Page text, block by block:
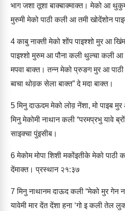
भाग जशा तूशा बाक्‍बाक्‍माक्‍त। मेको आ
मुरुमी मेको पाठी कली आ तमी खोदेंशोन
4काबु नाक्‍ती मेको शोंप पाइश्‍शो मुर आ
पाइश्‍शो मुरुम आ पौना कली थुल्‍चा कली आ
मपवा बाक्‍त। तन्‍न मेको प्रुङग मुर आ
ब्‍वचा थोव़क सेला बाक्‍त” दे मदा बाक्‍त।
5मिनु दाऊदम मेको लोव़ नेंशा, मो पाइब मुर
मिनु मेकोमी नाथान कली “परमप्रभु यावे
साइक्‍चा पुंइसीब।
6मेकोम मोपा शिशी मकोंइतीके मेको पाठी
देंमाक्‍त। प्रस्‍थान २१:३७
7 मिनु नाथानम दाऊद कली “मेको मुर गेन
यावेमी मार देंत देंशा हना ‘गो इ कली तेल